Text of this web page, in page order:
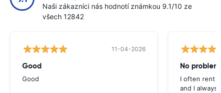
Naši zákazníci nás hodnotí známkou 9.1/10 ze
všech 12842
11-04-2026
Good
Good
No problem
I often rent
and I always